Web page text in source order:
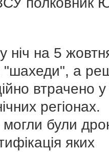
ніч на 5
"шахеди", а
втрачено у
регіонах.
були
яких